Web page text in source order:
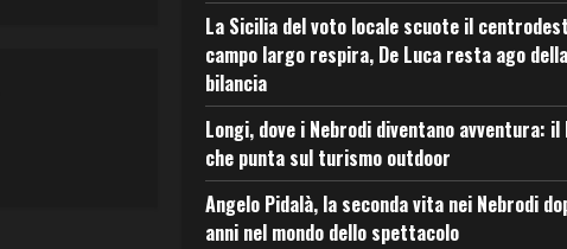
La Sicilia del voto locale scuote il
campo largo respira, De Luca resta ago della
bilancia
Longi, dove i Nebrodi diventano avventura: il
che punta sul turismo outdoor
Angelo Pidalà, la seconda vita nei Nebrodi
anni nel mondo dello spettacolo